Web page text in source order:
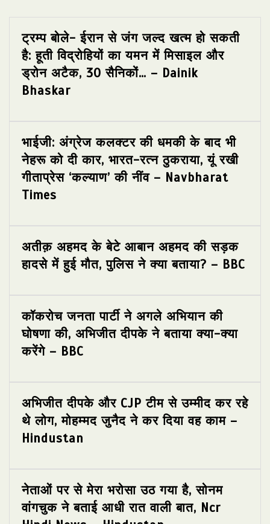
ट्रम्प बोले- ईरान से जंग जल्द खत्म हो सकती
है: हूती विद्रोहियों का यमन में मिसाइल और
ड्रोन अटैक, 30 सैनिकों… – Dainik
Bhaskar
भाईजी: अंग्रेज कलक्टर की धमकी के बाद भी
नेहरू को दी कार, भारत-रत्न ठुकराया, यूं रखी
गीताप्रेस ‘कल्याण’ की नींव – Navbharat
Times
अतीक़ अहमद के बेटे आबान अहमद की सड़क
हादसे में हुई मौत, पुलिस ने क्या बताया? – BBC
कॉकरोच जनता पार्टी ने अगले अभियान की
घोषणा की, अभिजीत दीपके ने बताया क्या-क्या
करेंगे – BBC
अभिजीत दीपके और CJP टीम से उम्मीद कर रहे
थे लोग, मोहम्मद जुनैद ने कर दिया वह काम –
Hindustan
नेताओं पर से मेरा भरोसा उठ गया है, सोनम
वांगचुक ने बताई आधी रात वाली बात, Ncr